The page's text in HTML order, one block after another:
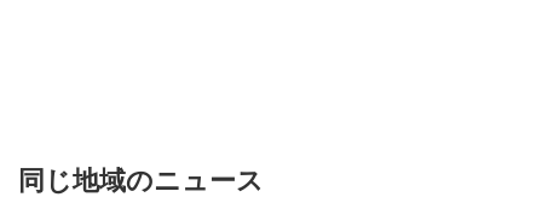
同じ地域のニュース